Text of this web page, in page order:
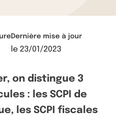
Dernière mise à jour
le 23/01/2023
on distingue 3
: les SCPI de
les SCPI fiscales